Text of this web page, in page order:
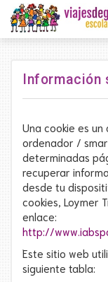
Una cookie es
ordenador /
determinadas
recuperar
desde tu
cookies, Loymer
enlace:
http://
Este sitio web
siguiente tabla: